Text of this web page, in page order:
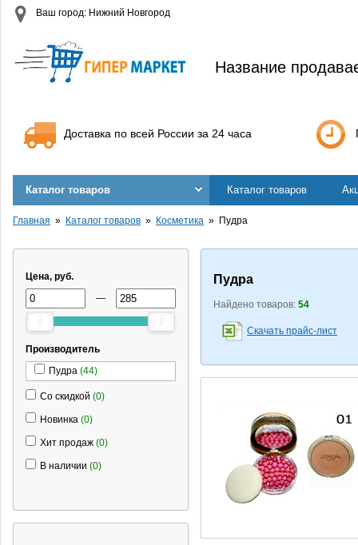
Ваш город: Нижний Новгород
Название
Доставка по всей России за 24 часа
Каталог товаров Каталог товаров
Главная Каталог товаров Косметика Пудра
Цена, руб.
—
Производитель
Пудра (44)
Со скидкой (0)
Новинка (0)
Хит продаж (0)
В наличии (0)
Пудра
Найдено товаров: 54
Скачать прайс-лист